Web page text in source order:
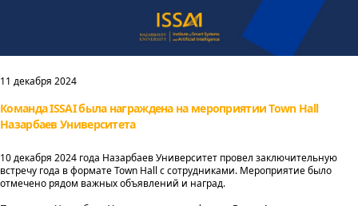
11 декабря 2024
Команда ISSAI была награждена на мероприятии Town Hall
Назарбаев Университета
10 декабря 2024 года Назарбаев Университет провел заключительную
встречу года в формате Town Hall с сотрудниками. Мероприятие было
отмечено рядом важных объявлений и наград.